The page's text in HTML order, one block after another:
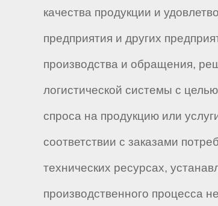
качества продукции и
предприятия и других
производства и обращения,
логистической системы с
спроса на продукцию или
соответствии с заказами
технических ресурсах,
производственного процесса